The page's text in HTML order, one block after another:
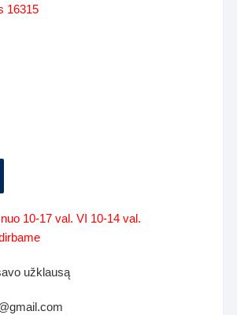
16315
10-17 val. VI 10-14 val.
užklausą